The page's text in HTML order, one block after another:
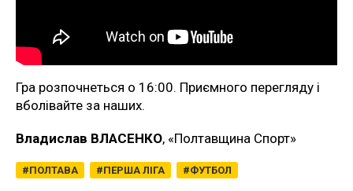
Гра розпочнеться о 16:00. Приємного перегляду і
вболівайте за наших.
Владислав ВЛАСЕНКО, «Полтавщина Спорт»
ПОЛТАВА ПЕРША ЛІГА ФУТБОЛ